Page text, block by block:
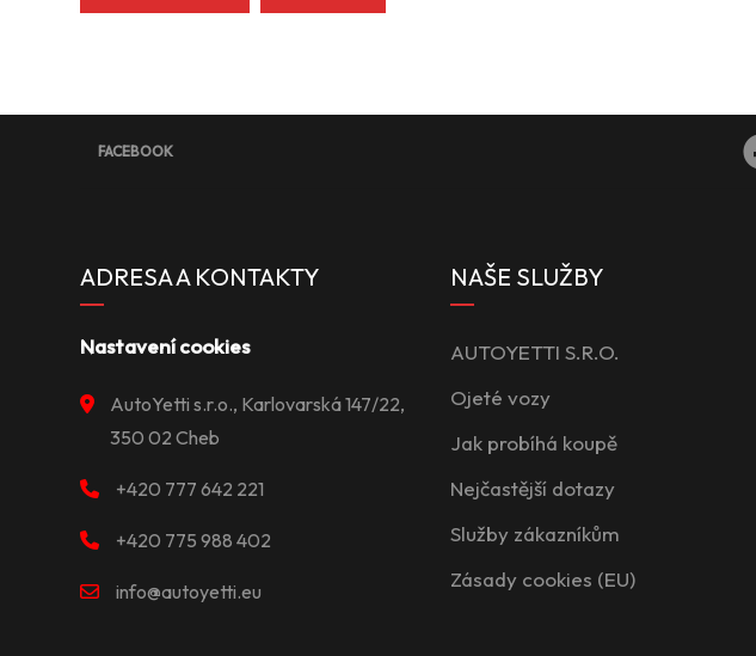
FACEBOOK
ADRESA A KONTAKTY
Nastavení cookies
AutoYetti s.r.o., Karlovarská 147/22,
350 02 Cheb
+420 777 642 221
+420 775 988 402
info@autoyetti.eu
NAŠE SLUŽBY
AUTOYETTI S.R.O.
Ojeté vozy
Jak probíhá koupě
Nejčastější dotazy
Služby zákazníkům
Zásady cookies (EU)